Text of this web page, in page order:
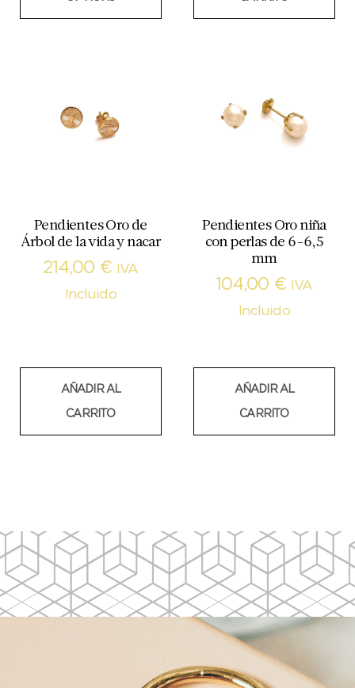
Pendientes Oro de
Árbol de la vida y nacar
214,00 €
IVA
Incluido
AÑADIR AL
CARRITO
Pendientes Oro niña
con perlas de 6-6,5
mm
104,00 €
IVA
Incluido
AÑADIR AL
CARRITO